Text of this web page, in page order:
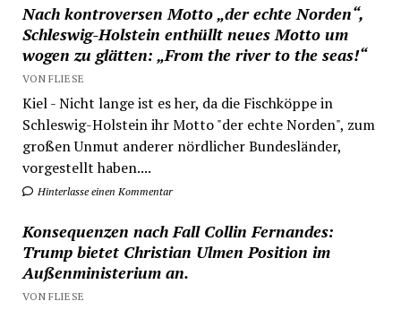
Nach kontroversen Motto „der echte Norden“,
Schleswig-Holstein enthüllt neues Motto um
wogen zu glätten: „From the river to the seas!“
VON FLIESE
Kiel - Nicht lange ist es her, da die Fischköppe in
Schleswig-Holstein ihr Motto "der echte Norden", zum
großen Unmut anderer nördlicher Bundesländer,
vorgestellt haben....
Hinterlasse einen Kommentar
Konsequenzen nach Fall Collin Fernandes:
Trump bietet Christian Ulmen Position im
Außenministerium an.
VON FLIESE